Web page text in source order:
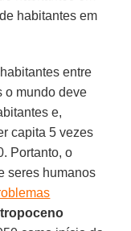
habitantes em
entre
o mundo deve
e,
capita 5 vezes
Portanto, o
seres humanos